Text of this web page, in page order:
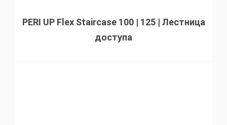
PERI UP Flex Staircase 100 | 125 | Лестница
доступа